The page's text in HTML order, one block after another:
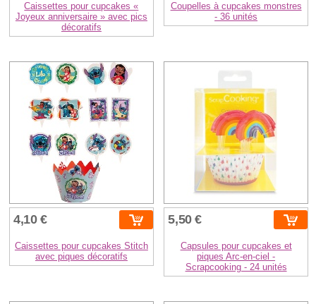
Caissettes pour cupcakes «
Joyeux anniversaire » avec pics
décoratifs
Coupelles à cupcakes monstres
- 36 unités
4,10 €
Caissettes pour cupcakes Stitch
avec piques décoratifs
5,50 €
Capsules pour cupcakes et
piques Arc-en-ciel -
Scrapcooking - 24 unités